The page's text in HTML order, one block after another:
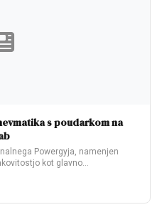
s poudarkom na
Powergyja, namenjen
kot glavno…